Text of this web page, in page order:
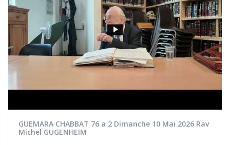
GUEMARA CHABBAT 76 a 2 Dimanche 10 Mai 2026 Rav
Michel GUGENHEIM